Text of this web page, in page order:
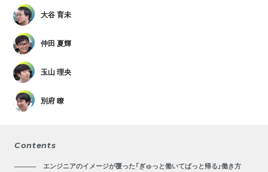
大谷 育未
仲田 夏輝
玉山 理央
別府 瞭
Contents
エンジニアのイメージが覆った「ぎゅっと働いてぱっと帰る」働き方